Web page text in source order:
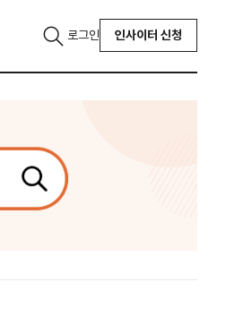
로그인 인사이터 신청